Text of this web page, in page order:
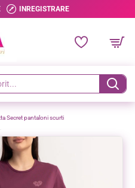
INREGISTRARE
Secret pantaloni scurti